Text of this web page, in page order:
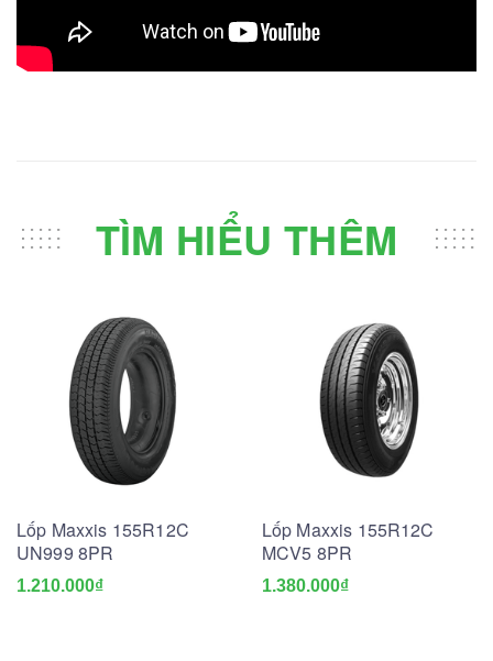
TÌM HIỂU THÊM
Lốp Maxxis 155R12C
UN999 8PR
1.210.000₫
Lốp Maxxis 155R12C
MCV5 8PR
1.380.000₫